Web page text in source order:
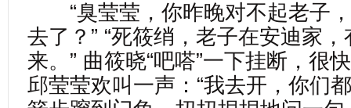
“臭莹莹，你昨晚对不起老子
去了？” “死筱绡，老子在安迪家
来。” 曲筱晓“吧嗒”一下挂断，很
邱莹莹欢叫一声：“我去开，你们